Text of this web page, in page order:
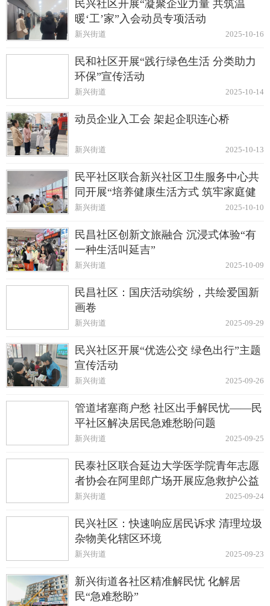
民兴社区开展“凝聚企业力量 共筑温
暖‘工’家”入会动员专项活动
2025-10-16
新兴街道
民和社区开展“践行绿色生活 分类助力
环保”宣传活动
2025-10-14
新兴街道
动员企业入工会 架起企职连心桥
2025-10-13
新兴街道
民平社区联合新兴社区卫生服务中心共
同开展“培养健康生活方式 筑牢家庭健
康基石”中医药健康管理服务义诊活动
2025-10-10
新兴街道
民昌社区创新文旅融合 沉浸式体验“有
一种生活叫延吉”
2025-10-09
新兴街道
民昌社区：国庆活动缤纷，共绘爱国新
画卷
2025-09-29
新兴街道
民兴社区开展“优选公交 绿色出行”主题
宣传活动
2025-09-26
新兴街道
管道堵塞商户愁 社区出手解民忧——民
平社区解决居民急难愁盼问题
2025-09-25
新兴街道
民泰社区联合延边大学医学院青年志愿
者协会在阿里郎广场开展应急救护公益
培训
2025-09-24
新兴街道
民兴社区：快速响应居民诉求 清理垃圾
杂物美化辖区环境
2025-09-23
新兴街道
新兴街道各社区精准解民忧 化解居
民“急难愁盼”